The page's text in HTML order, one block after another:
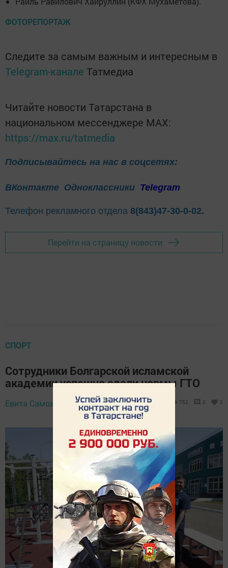
ФОТОРЕПОРТАЖ
Следите за самым важным и интересным в
Telegram-канале Татмедиа
Читайте новости Татарстана в
национальном мессенджере MАХ:
https://max.ru/tatmedia
Подписывайтесь на нас в соцсетях:
ВКонтакте Одноклассники Telegram
Телефон рекламного отдела 8(843)47-30-0-02.
Перейти на страницу новости
СПОРТ
Сотрудники Болгарской исламской
академии успешно сдали нормы ГТО
Евита Саможенова, 7 июня 2025 - 16:18 752 0 0